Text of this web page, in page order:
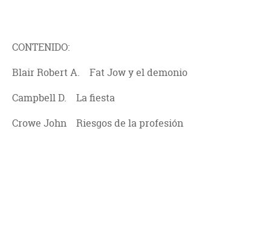
CONTENIDO:
Blair Robert A. Fat Jow y el demonio
Campbell D. La fiesta
Crowe John Riesgos de la profesión